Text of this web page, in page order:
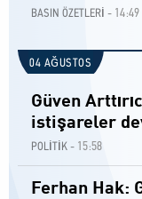
BASIN ÖZETLERİ - 14:49
04 AĞUSTOS
Güven
istişareler
POLİTİK - 15:58
Ferhan Hak: